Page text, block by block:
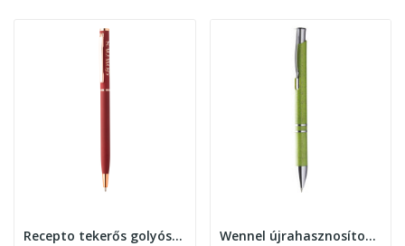
Recepto tekerős golyóstoll
Wennel újrahasznosított golyóstoll